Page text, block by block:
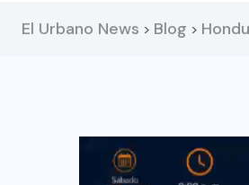
El Urbano News > Blog >